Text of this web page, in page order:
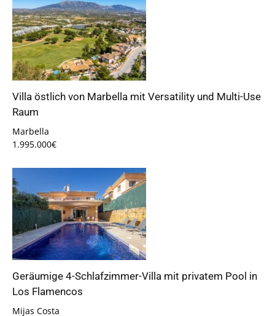
Villa östlich von Marbella mit Versatility und Multi-Use
Raum
Marbella
1.995.000€
Geräumige 4-Schlafzimmer-Villa mit privatem Pool in
Los Flamencos
Mijas Costa